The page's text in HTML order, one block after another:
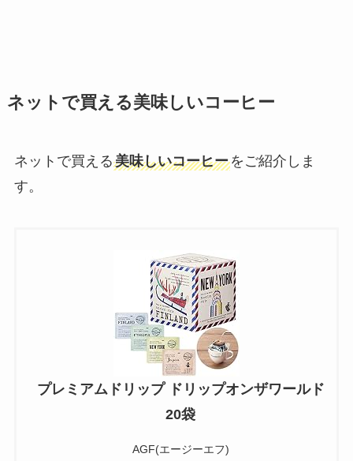
ネットで買える美味しいコーヒー
ネットで買える美味しいコーヒーをご紹介しま
す。
プレミアムドリップ ドリップオンザワールド
20袋
AGF(エージーエフ)